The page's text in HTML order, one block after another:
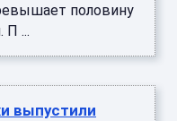
половину
П ...
выпустили